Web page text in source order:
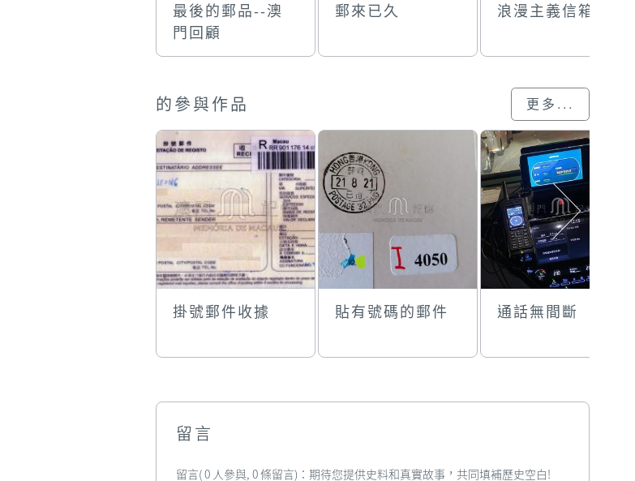
最後的郵品--澳
門回顧
郵來已久 浪漫主義信箱
的參與作品 更多...
掛號郵件收據 貼有號碼的郵件 通話無間斷
留言
留言( 0 人參與, 0 條留言)：期待您提供史料和真實故事，共同填補歷史空白!